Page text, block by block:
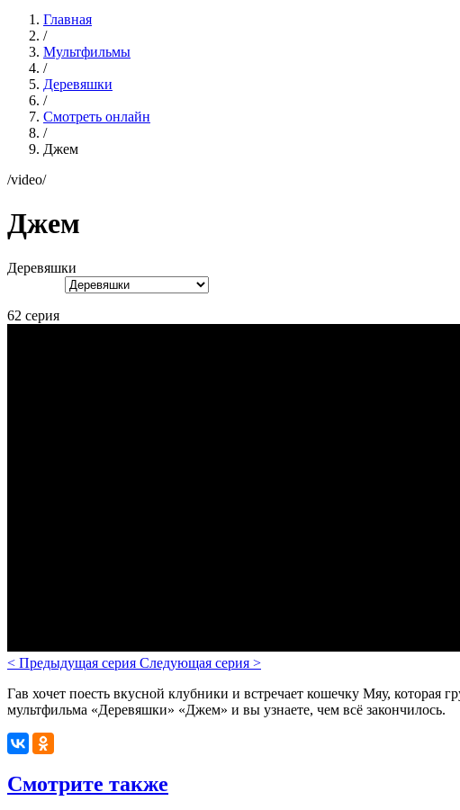
Главная
/
Мультфильмы
/
Деревяшки
/
Смотреть онлайн
/
Джем
/video/
Джем
Деревяшки
62 серия
< Предыдущая серия Следующая серия >
Гав хочет поесть вкусной клубники и встречает кошечку Мяу, которая
мультфильма «Деревяшки» «Джем» и вы узнаете, чем всё закончилось.
Смотрите также